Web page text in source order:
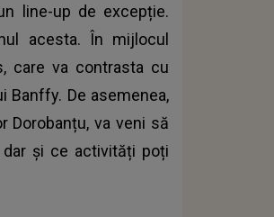
line-up de excepție.
acesta. În mijlocul
care va contrasta cu
Banffy. De asemenea,
Dorobanțu, va veni să
dar și ce activități poți